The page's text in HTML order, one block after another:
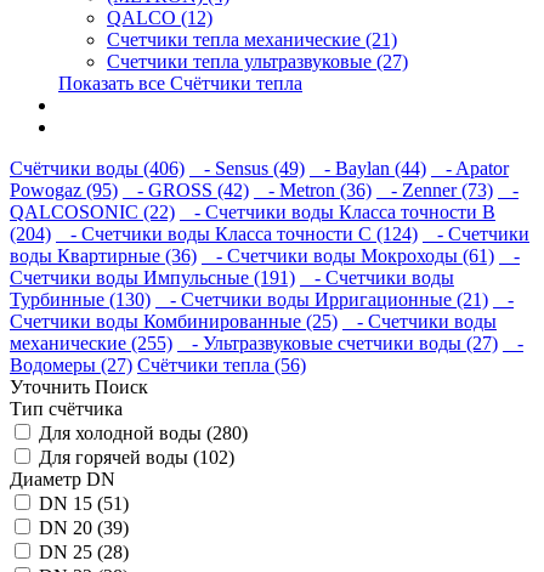
QALCO (12)
Счетчики тепла механические (21)
Счетчики тепла ультразвуковые (27)
Показать все Счётчики тепла
Счётчики воды (406)
- Sensus (49) - Baylan (44)
- Apator
Powogaz (95)
- GROSS (42) - Metron (36) - Zenner (73)
-
QALCOSONIC (22)
- Счетчики воды Класса точности В
(204)
- Счетчики воды Класса точности С (124)
- Счетчики
воды Квартирные (36)
- Счетчики воды Мокроходы (61)
-
Счетчики воды Импульсные (191)
- Счетчики воды
Турбинные (130)
- Счетчики воды Ирригационные (21)
-
Счетчики воды Комбинированные (25)
- Счетчики воды
механические (255)
- Ультразвуковые счетчики воды (27)
-
Водомеры (27) Счётчики тепла (56)
Уточнить Поиск
Тип счётчика
Для холодной воды (280)
Для горячей воды (102)
Диаметр DN
DN 15 (51)
DN 20 (39)
DN 25 (28)